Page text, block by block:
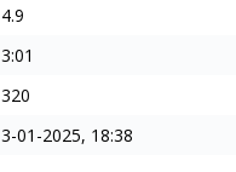
4.9
3:01
320
3-01-2025, 18:38